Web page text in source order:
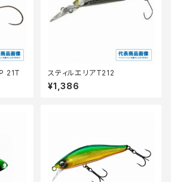
21T スティルエリアT212
¥1,386